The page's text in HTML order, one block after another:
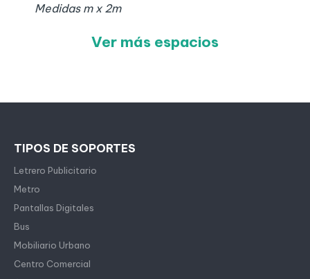
Medidas m x 2m
Ver más espacios
TIPOS DE SOPORTES
Letrero Publicitario
Metro
Pantallas Digitales
Bus
Mobiliario Urbano
Centro Comercial